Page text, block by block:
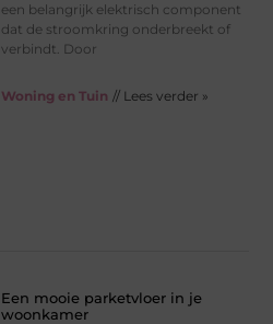
een belangrijk elektrisch component
dat de stroomkring onderbreekt of
verbindt. Door
Woning en Tuin // Lees verder »
Een mooie parketvloer in je
woonkamer